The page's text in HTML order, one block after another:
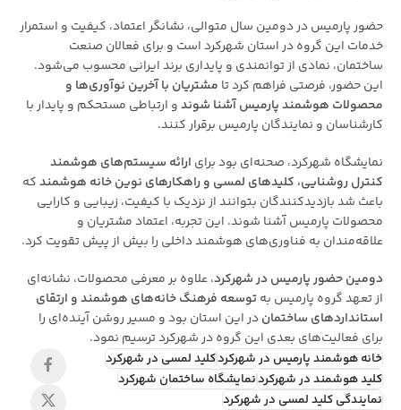
حضور پارمیس در دومین سال متوالی، نشانگر اعتماد، کیفیت و استمرار
خدمات این گروه در استان شهرکرد است و برای فعالان صنعت
ساختمان، نمادی از توانمندی و پایداری برند ایرانی محسوب می‌شود.
این حضور، فرصتی فراهم کرد تا مشتریان با آخرین نوآوری‌ها و
محصولات هوشمند پارمیس آشنا شوندو ارتباطی مستحکم و پایدار با
کارشناسان و نمایندگان پارمیس برقرار کنند.
نمایشگاه شهرکرد، صحنه‌ای بود برای ارائه سیستم‌های هوشمند
کنترل روشنایی، کلیدهای لمسی و راهکارهای نوین خانه هوشمندکه
باعث شد بازدیدکنندگان بتوانند از نزدیک با کیفیت، زیبایی و کارایی
محصولات پارمیس آشنا شوند. این تجربه، اعتماد مشتریان و
علاقه‌مندان به فناوری‌های هوشمند داخلی را بیش از پیش تقویت کرد.
دومین حضور پارمیس در شهرکرد، علاوه بر معرفی محصولات، نشانه‌ای
از تعهد گروه پارمیس بهتوسعه فرهنگ خانه‌های هوشمند و ارتقای
استانداردهای ساختماندر این استان بود و مسیر روشن آینده‌ای را
برای فعالیت‌های بعدی این گروه در شهرکرد ترسیم نمود.
خانه هوشمند پارمیس در شهرکردکلید لمسی در شهرکرد
کلید هوشمند در شهرکردنمایشگاه ساختمان شهرکرد
نمایندگی کلید لمسی در شهرکرد